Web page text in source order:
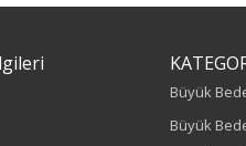
Büyük
Büyük